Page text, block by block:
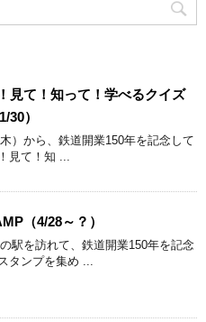
見て！知って！学べるクイズ
30）
）から、鉄道開業150年を記念して
見て！知 ...
（4/28～？）
駅を訪れて、鉄道開業150年を記念
タンプを集め ...